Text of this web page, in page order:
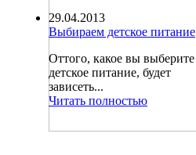
29.04.2013
Выбираем детское питание
Оттого, какое вы выберите
детское питание, будет
зависеть...
Читать полностью